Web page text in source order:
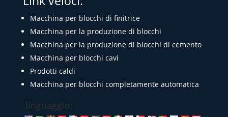
Macchina per blocchi di finitrice
Macchina per la produzione di blocchi
Macchina per la produzione di blocchi di cemento
Macchina per blocchi cavi
Prodotti caldi
Macchina per blocchi completamente automatica
linguaggio: